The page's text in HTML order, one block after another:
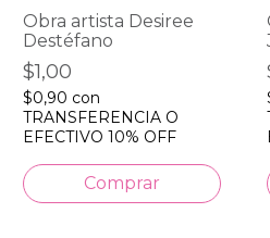
Obra artista Desiree
Destéfano
$1,00
$0,90 con
TRANSFERENCIA O
EFECTIVO 10% OFF